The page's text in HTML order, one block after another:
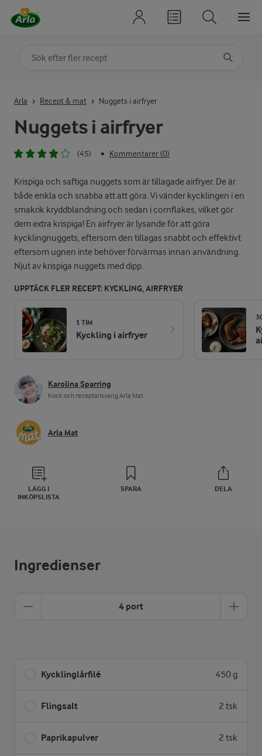
Nuggets i airfryer
(45) • Kommentarer (0)
Krispiga och saftiga nuggets som är tillagade airfryer. De är
både enkla och snabba att att göra. Vi vänder kycklingen i en
smakrik kryddblandning och sedan i cornflakes, vilket gör
dem extra krispiga! En airfryer är lysande för att göra
kycklingnuggets, eftersom den tillagas snabbt och effektivt
eftersom ugnen inte behöver förvärmas innan användning.
Njut av krispiga nuggets med dipp.
UPPTÄCK FLER RECEPT: KYCKLING, AIRFRYER
1 TIM
Kyckling i airfryer
Karolina Sparring
Kock och receptansvarig Arla Mat
Arla Mat
LÄGG I
INKÖPSLISTA
SPARA DELA
Arla Recept & mat Nuggets i airfryer
Ingredienser
4 port
Kycklinglårfilé 450 g
Flingsalt 2 tsk
Paprikapulver 2 tsk
Sök på kategori eller ingrediens